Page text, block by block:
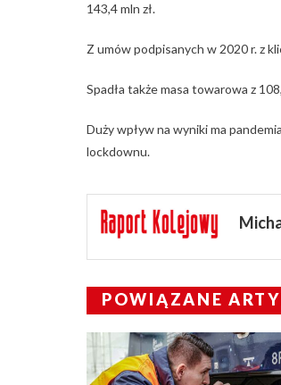
143,4 mln zł.
Z umów podpisanych w 2020 r. z
Spadła także masa towarowa z
Duży wpływ na wyniki ma
lockdownu.
POWIĄZANE